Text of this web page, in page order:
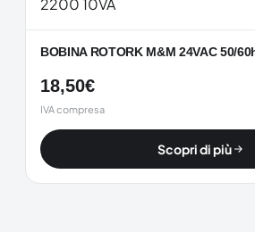
BOBINA ROTORK M&M 24VAC 50/
18,50€
IVA compresa
Scopri di più